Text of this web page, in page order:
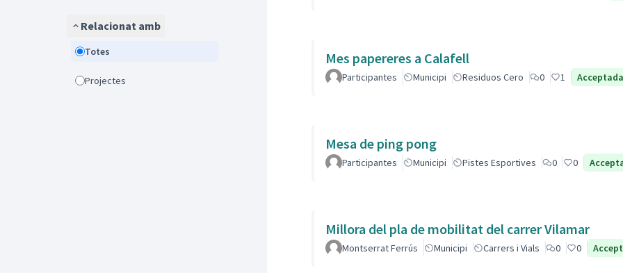
Relacionat amb
Totes
Projectes
Mes papereres a Calafell
Participantes Municipi Residuos Cero 0 1 Acceptada
Mesa de ping pong
Participantes Municipi Pistes Esportives 0 0
Millora del pla de mobilitat del carrer Vilamar
Montserrat Ferrús Municipi Carrers i Vials 0 0